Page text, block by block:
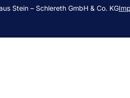
Stein – Schlereth GmbH & Co. KG